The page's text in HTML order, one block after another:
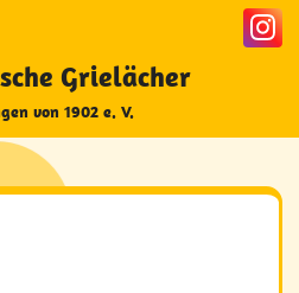
Grielächer
von 1902 e. V.